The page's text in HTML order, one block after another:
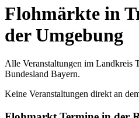
Content
Flohmärkte in
der Umgebung
Alle Veranstaltungen im Landkreis
Bundesland Bayern.
Keine Veranstaltungen direkt an